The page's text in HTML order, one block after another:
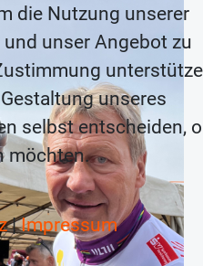
die Nutzung unserer
unser Angebot zu
unseres
selbst entscheiden,
möchten.
|Impressum